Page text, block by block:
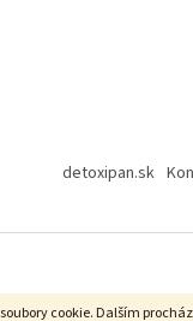
cookie. Dalším
detoxipan.sk